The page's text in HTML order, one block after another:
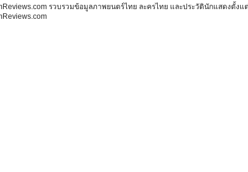
รวบรวมข้อมูลภาพยนตร์ไทย ละครไทย และประวัตินักแสดงตั้ง